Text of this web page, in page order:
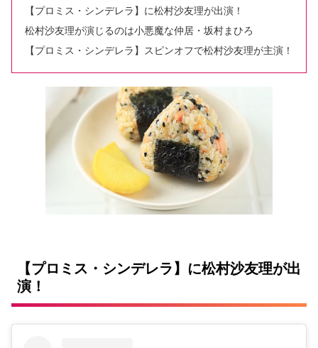
【プロミス・シンデレラ】に松村沙友理が出演！
松村沙友理が演じるのは小悪魔な仲居・坂村まひろ
【プロミス・シンデレラ】スピンオフで松村沙友理が主演！
【プロミス・シンデレラ】に松村沙友理が出
演！